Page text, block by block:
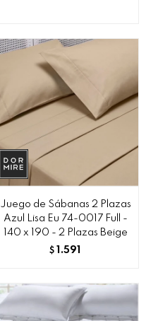
Juego de Sábanas 2 Plazas
Azul Lisa Eu 74-0017 Full -
140 x 190 - 2 Plazas Beige
$ 1.591